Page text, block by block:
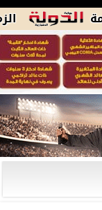
الزمالك يكشف أسباب استبعاد 4